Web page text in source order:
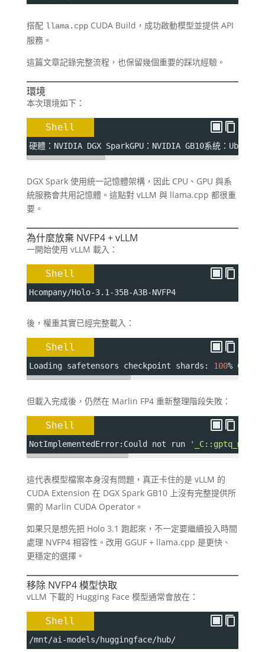
搭配 llama.cppCUDA Build，成功啟動模型並提供 API
服務。
這篇文章記錄完整流程，也保留幾個重要的踩坑經驗。
環境
本次環境如下：
Shell
硬體：NVIDIA DGX SparkGPU：NVIDIA GB10系統：
DGX Spark 使用統一記憶體架構，因此 CPU、GPU 與系
統服務會共用記憶體。這點對 vLLM 與 llama.cpp 都很重
要。
為什麼放棄 NVFP4 + vLLM
一開始使用 vLLM 載入：
Shell
Hcompany/Holo-3.1-35B-A3B-NVFP4
後，權重其實已經完整載入：
Shell
Loading safetensors checkpoint shards: 100%
但載入完成後，仍然在 Marlin FP4 重新整理階段失敗：
Shell
NotImplementedError:Could not run
這代表模型檔案本身沒有問題，真正卡住的是 vLLM 的
CUDA Extension 在 DGX Spark GB10 上沒有完整提供所
需的 Marlin CUDA Operator。
如果只是想先把 Holo 3.1 跑起來，不一定要繼續投入時間
處理 NVFP4 相容性。改用 GGUF + llama.cpp 是更快、
更穩定的選擇。
移除 NVFP4 模型快取
vLLM 下載的 Hugging Face 模型通常會放在：
Shell
/mnt/ai-models/huggingface/hub/